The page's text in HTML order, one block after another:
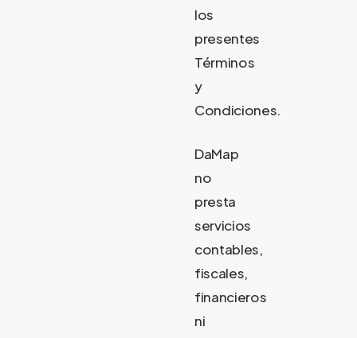
los
presentes
Términos
y
Condiciones.
DaMap
no
presta
servicios
contables,
fiscales,
financieros
ni